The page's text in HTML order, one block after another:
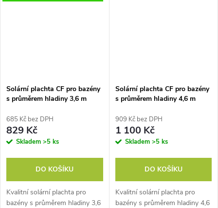
Solární plachta CF pro bazény
s průměrem hladiny 3,6 m
685 Kč bez DPH
829 Kč
Skladem >5 ks
DO KOŠÍKU
Kvalitní solární plachta pro
bazény s průměrem hladiny 3,6
Solární plachta CF pro bazény
s průměrem hladiny 4,6 m
909 Kč bez DPH
1 100 Kč
Skladem >5 ks
DO KOŠÍKU
Kvalitní solární plachta pro
bazény s průměrem hladiny 4,6